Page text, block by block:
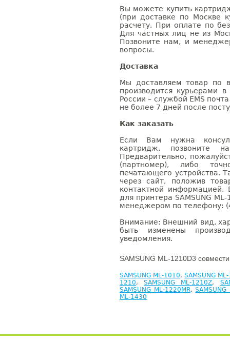
Вы можете купить
(при доставке по Москве
расчету. При оплате по
Для частных лиц не из
Позвоните нам, и
вопросы.
Доставка
Мы доставляем товар по
производится курьерами
России – службой EMS
не более 7 дней после
Как заказать
Если Вам нужна
картридж, позвоните
Предварительно,
(партномер), либо
печатающего устройства.
через сайт, положив
контактной информацией.
для принтера SAMSUNG
менеджером по телефону:
Внимание: Внешний вид,
быть изменены
уведомления.
SAMSUNG ML-1210D3
SAMSUNG ML-1010,SAMSUNG
1210,SAMSUNG ML-1210Z,
SAMSUNG ML-1220MR,
ML-1430